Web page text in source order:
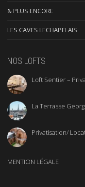
& PLUS ENCORE
LES CAVES LECHAPELAIS
NOS LOFTS
Loft Sentier –
La Terrasse
Privatisation/
MENTION LÉGALE